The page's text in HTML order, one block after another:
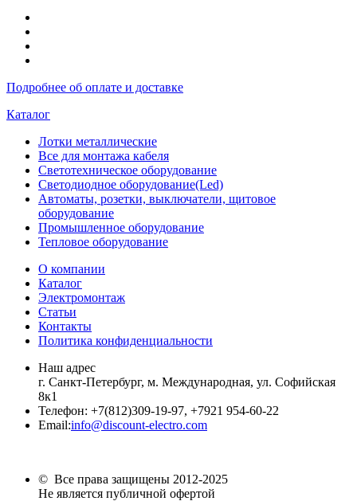
Подробнее об оплате и доставке
Каталог
Лотки металлические
Все для монтажа кабеля
Светотехническое оборудование
Светодиодное оборудование(Led)
Автоматы, розетки, выключатели, щитовое
оборудование
Промышленное оборудование
Тепловое оборудование
О компании
Каталог
Электромонтаж
Статьи
Контакты
Политика конфиденциальности
Наш адрес
г. Санкт-Петербург, м. Международная, ул. Софийская
8к1
Телефон: +7(812)309-19-97, +7921 954-60-22
Email:info@discount-electro.com
© Все права защищены 2012-2025
Не является публичной офертой